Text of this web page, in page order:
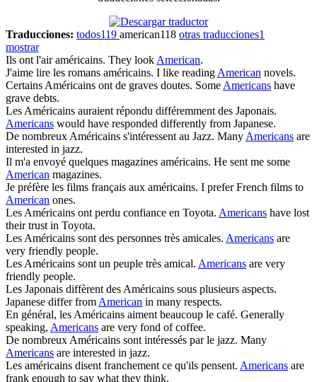
Traducciones: todos119 american118 otras traducciones1
mostrar
Ils ont l'airaméricains. They lookAmerican.
J'aime lire les romans américains. I like readingAmerican novels.
CertainsAméricains ont de graves doutes. SomeAmericans have
grave debts.
LesAméricains auraient répondu différemment des Japonais.
Americans would have responded differently from Japanese.
De nombreuxAméricains s'intéressent au Jazz. ManyAmericans are
interested in jazz.
Il m'a envoyé quelques magazines américains. He sent me some
American magazines.
Je préfère les films français aux américains. I prefer French films to
American ones.
LesAméricains ont perdu confiance en Toyota. Americans have lost
their trust in Toyota.
LesAméricains sont des personnes très amicales. Americans are
very friendly people.
LesAméricains sont un peuple très amical. Americans are very
friendly people.
Les Japonais diffèrent desAméricains sous plusieurs aspects.
Japanese differ fromAmerican in many respects.
En général, lesAméricains aiment beaucoup le café. Generally
speaking, Americans are very fond of coffee.
De nombreuxAméricains sont intéressés par le jazz. Many
Americans are interested in jazz.
Les américains disent franchement ce qu'ils pensent. Americans are
frank enough to say what they think.